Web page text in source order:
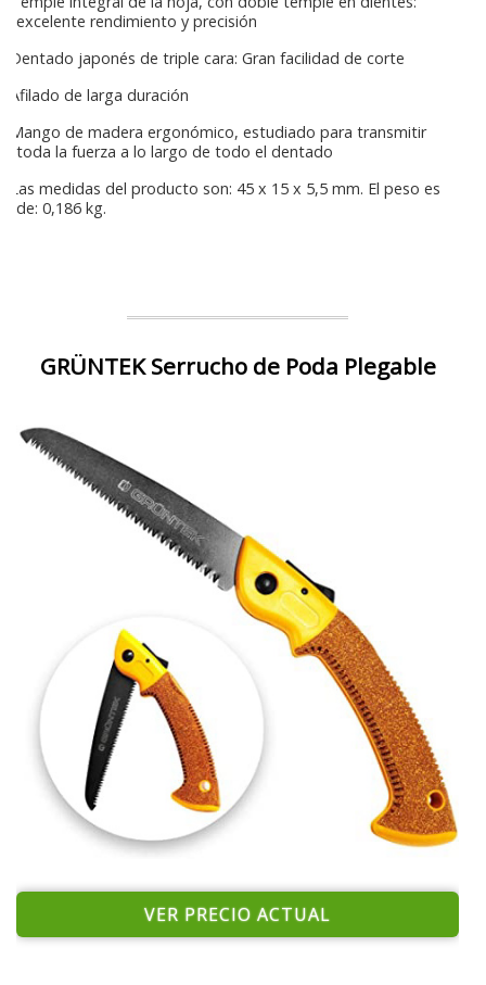
excelente rendimiento y precisión
Dentado japonés de triple cara: Gran facilidad de corte
Afilado de larga duración
Mango de madera ergonómico, estudiado para transmitir
toda la fuerza a lo largo de todo el dentado
Las medidas del producto son: 45 x 15 x 5,5 mm. El peso es
de: 0,186 kg.
GRÜNTEK Serrucho de Poda Plegable
VER PRECIO ACTUAL